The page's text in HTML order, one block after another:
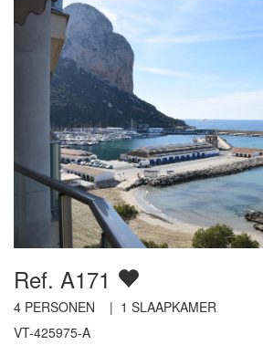
Ref. A171
4 PERSONEN | 1 SLAAPKAMER
VT-425975-A